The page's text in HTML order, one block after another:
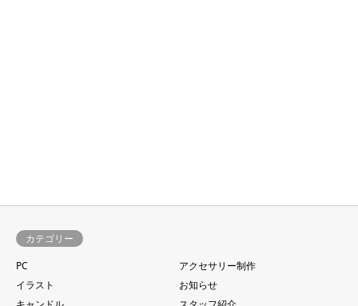
カテゴリー
PC
アクセサリー制作
イラスト
お知らせ